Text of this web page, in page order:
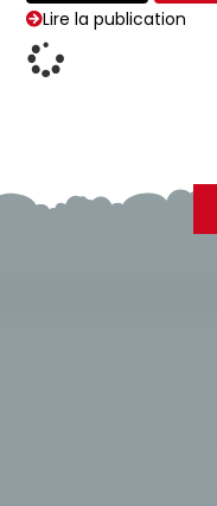
Lire la publication